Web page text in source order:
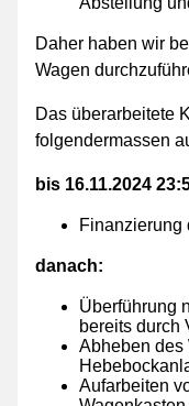
Daher haben wir
Wagen
Das überarbeitete
folgendermassen
bis 16.11.2024
Finanzierung
danach:
Überführung
bereits durch
Abheben des
Aufarbeiten